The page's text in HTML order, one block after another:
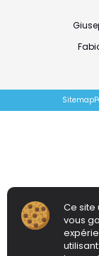
Sitemap
Ce site
vous